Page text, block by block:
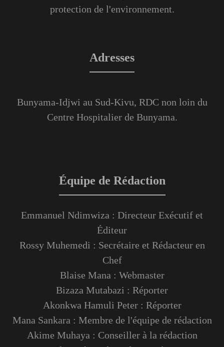
protection de l'environnement.
Adresses
Bunyama-Idjwi au Sud-Kivu, RDC non loin du
Centre Hospitalier de Bunyama.
Équipe de Rédaction
Emmanuel Ndimwiza : Directeur Exécutif et
Éditeur
Rossy Muhemedi : Secrétaire et Rédacteur en
Chef
Blaise Mana : Webmaster
Bizaza Mutabazi : Réporter
Akonkwa Hamuli Peter : Réporter
Mana Sankara : Membre de l'équipe de rédaction
Akime Muhaya : Conseiller à la rédaction